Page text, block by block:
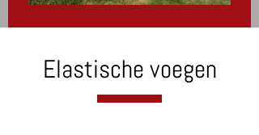
Elastische voegen